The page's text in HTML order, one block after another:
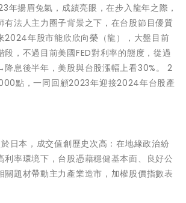
年揚眉兔氣，成績亮眼，在步入龍年之際，
有法人主力圈子背景之下，在台股節目優質
2024年股市能欣欣向榮（龍），大盤目前
段，不過目前美國FED對利率的態度，從過
息後半年，美股與台股漲幅上看30%。 2
點，一同回顧2023年迎接2024年台股產
日本，成交值創歷史次高：在地緣政治紛
利率環境下，台股憑藉穩健基本面、良好公
關題材帶動主力產業造市，加權股價指數表